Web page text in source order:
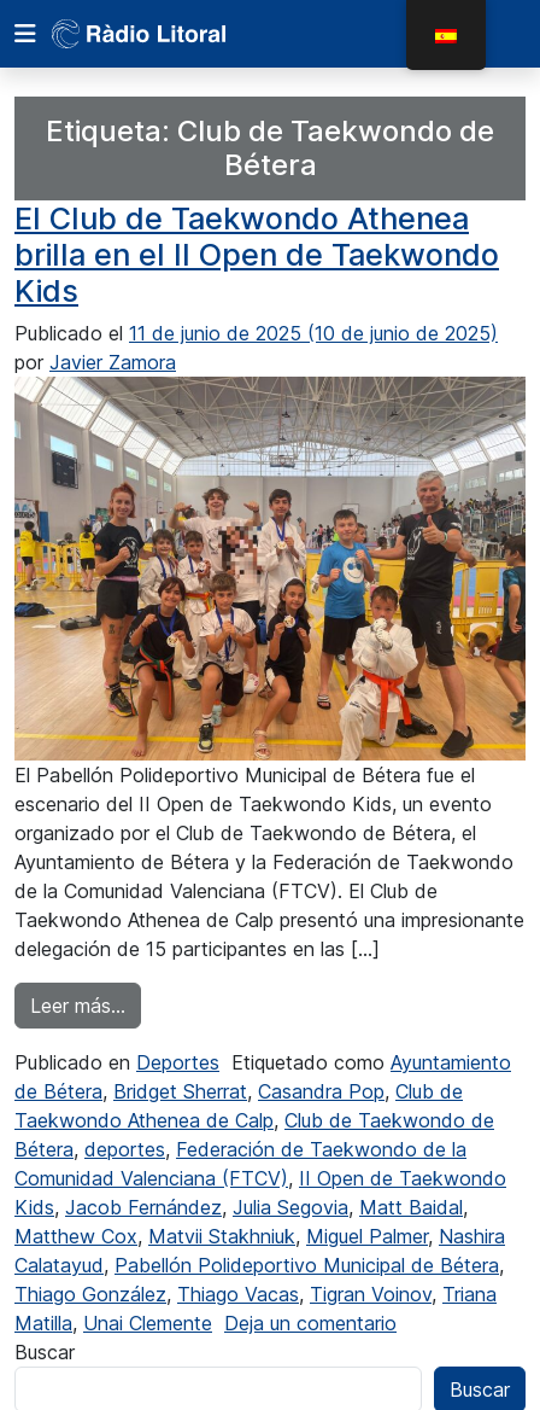
Etiqueta: Club de Taekwondo de
Bétera
El Club de Taekwondo Athenea
brilla en el II Open de Taekwondo
Kids
Publicado el 11 de junio de 2025 (10 de junio de 2025)
por Javier Zamora
El Pabellón Polideportivo Municipal de Bétera fue el
escenario del II Open de Taekwondo Kids, un evento
organizado por el Club de Taekwondo de Bétera, el
Ayuntamiento de Bétera y la Federación de Taekwondo
de la Comunidad Valenciana (FTCV). El Club de
Taekwondo Athenea de Calp presentó una impresionante
delegación de 15 participantes en las […]
Leer más…
Publicado en Deportes Etiquetado como Ayuntamiento
de Bétera, Bridget Sherrat, Casandra Pop, Club de
Taekwondo Athenea de Calp, Club de Taekwondo de
Bétera, deportes, Federación de Taekwondo de la
Comunidad Valenciana (FTCV), II Open de Taekwondo
Kids, Jacob Fernández, Julia Segovia, Matt Baidal,
Matthew Cox, Matvii Stakhniuk, Miguel Palmer, Nashira
Calatayud, Pabellón Polideportivo Municipal de Bétera,
Thiago González, Thiago Vacas, Tigran Voinov, Triana
Matilla, Unai Clemente Deja un comentario
Buscar
Buscar